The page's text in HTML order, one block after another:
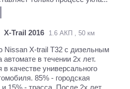
X-Trail 2016 1.6 АКП , 50 км
Nissan X-trail T32 с дизельным
автомате в течении 2х лет.
качестве универсального
85% - городская
и 15% - трасса. После 2х лет